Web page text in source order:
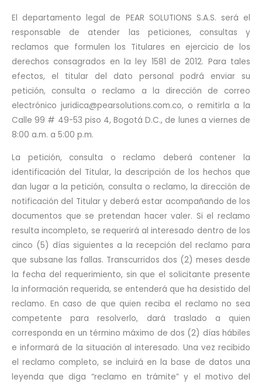
El departamento legal de PEAR SOLUTIONS S.A.S. será el
responsable de atender las peticiones, consultas y
reclamos que formulen los Titulares en ejercicio de los
derechos consagrados en la ley 1581 de 2012. Para tales
efectos, el titular del dato personal podrá enviar su
petición, consulta o reclamo a la dirección de correo
electrónico juridica@pearsolutions.com.co, o remitirla a la
Calle 99 # 49-53 piso 4, Bogotá D.C., de lunes a viernes de
8:00 a.m. a 5:00 p.m.
La petición, consulta o reclamo deberá contener la
identificación del Titular, la descripción de los hechos que
dan lugar a la petición, consulta o reclamo, la dirección de
notificación del Titular y deberá estar acompañando de los
documentos que se pretendan hacer valer. Si el reclamo
resulta incompleto, se requerirá al interesado dentro de los
cinco (5) días siguientes a la recepción del reclamo para
que subsane las fallas. Transcurridos dos (2) meses desde
la fecha del requerimiento, sin que el solicitante presente
la información requerida, se entenderá que ha desistido del
reclamo. En caso de que quien reciba el reclamo no sea
competente para resolverlo, dará traslado a quien
corresponda en un término máximo de dos (2) días hábiles
e informará de la situación al interesado. Una vez recibido
el reclamo completo, se incluirá en la base de datos una
leyenda que diga “reclamo en trámite” y el motivo del